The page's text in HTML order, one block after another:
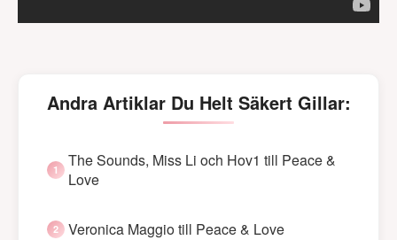
Andra Artiklar Du Helt Säkert Gillar:
The Sounds, Miss Li och Hov1 till Peace &
Love
Veronica Maggio till Peace & Love